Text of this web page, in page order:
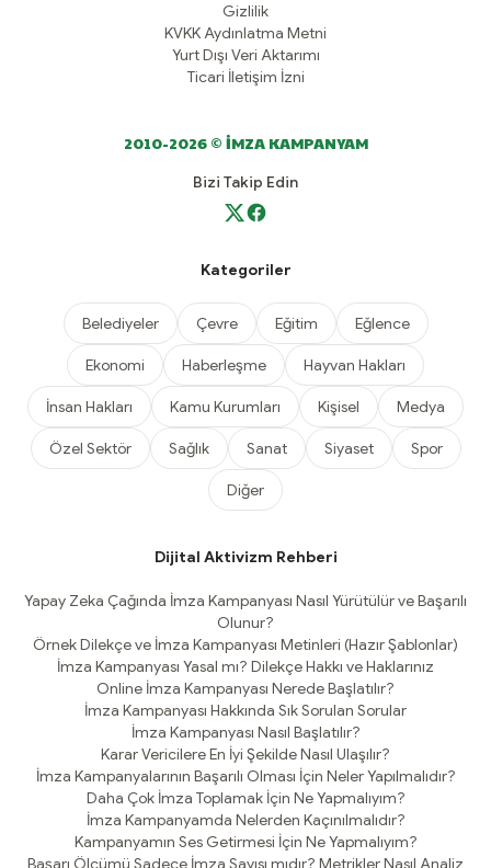
Gizlilik
KVKK Aydınlatma Metni
Yurt Dışı Veri Aktarımı
Ticari İletişim İzni
2010-2026 © İMZA KAMPANYAM
Bizi Takip Edin
Kategoriler
Belediyeler Çevre Eğitim Eğlence
Ekonomi Haberleşme Hayvan Hakları
İnsan Hakları Kamu Kurumları Kişisel Medya
Özel Sektör Sağlık Sanat Siyaset Spor
Diğer
Dijital Aktivizm Rehberi
Yapay Zeka Çağında İmza Kampanyası Nasıl Yürütülür ve Başarılı
Olunur?
Örnek Dilekçe ve İmza Kampanyası Metinleri (Hazır Şablonlar)
İmza Kampanyası Yasal mı? Dilekçe Hakkı ve Haklarınız
Online İmza Kampanyası Nerede Başlatılır?
İmza Kampanyası Hakkında Sık Sorulan Sorular
İmza Kampanyası Nasıl Başlatılır?
Karar Vericilere En İyi Şekilde Nasıl Ulaşılır?
İmza Kampanyalarının Başarılı Olması İçin Neler Yapılmalıdır?
Daha Çok İmza Toplamak İçin Ne Yapmalıyım?
İmza Kampanyamda Nelerden Kaçınılmalıdır?
Kampanyamın Ses Getirmesi İçin Ne Yapmalıyım?
Başarı Ölçümü Sadece İmza Sayısı mıdır? Metrikler Nasıl Analiz